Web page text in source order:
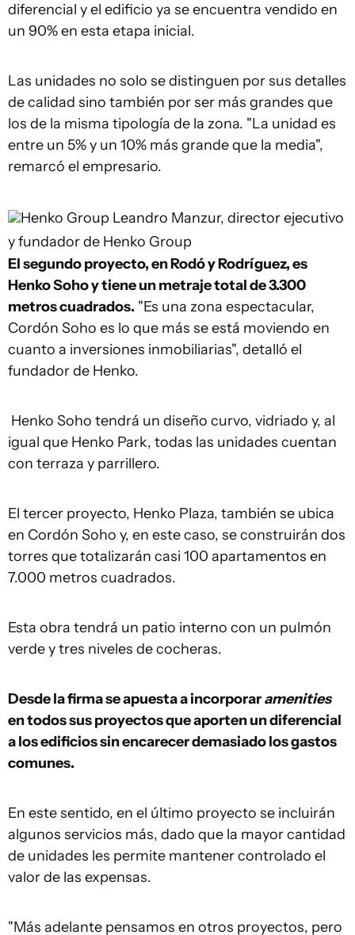
diferencial y el edificio ya se encuentra vendido en
un 90% en esta etapa inicial.
Las unidades no solo se distinguen por sus detalles
de calidad sino también por ser más grandes que
los de la misma tipología de la zona. "La unidad es
entre un 5% y un 10% más grande que la media",
remarcó el empresario.
Henko Group Leandro Manzur, director ejecutivo
y fundador de Henko Group
El segundo proyecto, en Rodó y Rodríguez, es
Henko Soho y tiene un metraje total de 3.300
metros cuadrados. "Es una zona espectacular,
Cordón Soho es lo que más se está moviendo en
cuanto a inversiones inmobiliarias", detalló el
fundador de Henko.
Henko Soho tendrá un diseño curvo, vidriado y, al
igual que Henko Park, todas las unidades cuentan
con terraza y parrillero.
El tercer proyecto, Henko Plaza, también se ubica
en Cordón Soho y, en este caso, se construirán dos
torres que totalizarán casi 100 apartamentos en
7.000 metros cuadrados.
Esta obra tendrá un patio interno con un pulmón
verde y tres niveles de cocheras.
Desde la firma se apuesta a incorporaramenities
en todos sus proyectos que aporten un diferencial
a los edificios sin encarecer demasiado los gastos
comunes.
En este sentido, en el último proyecto se incluirán
algunos servicios más, dado que la mayor cantidad
de unidades les permite mantener controlado el
valor de las expensas.
"Más adelante pensamos en otros proyectos, pero